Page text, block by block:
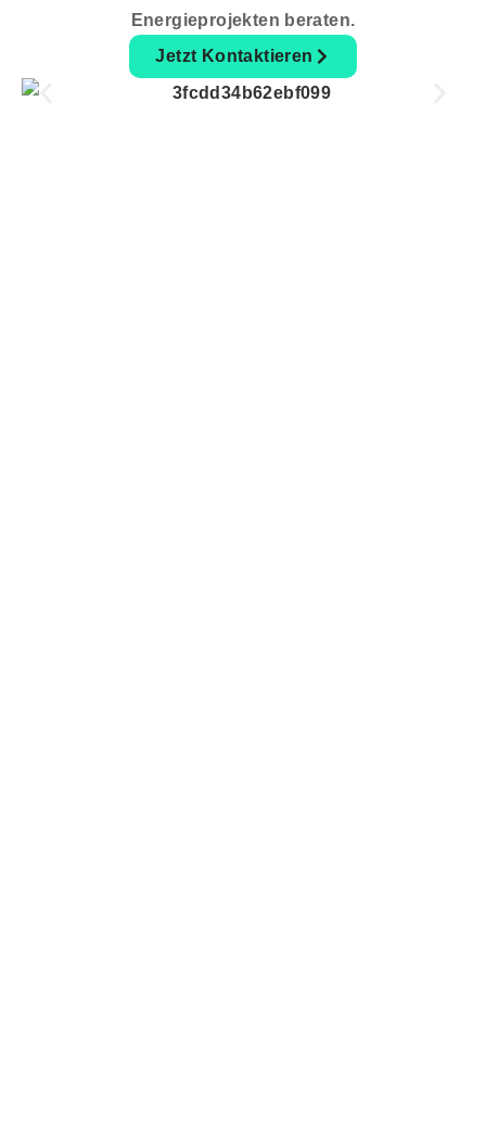
Energieprojekten beraten.
Jetzt Kontaktieren